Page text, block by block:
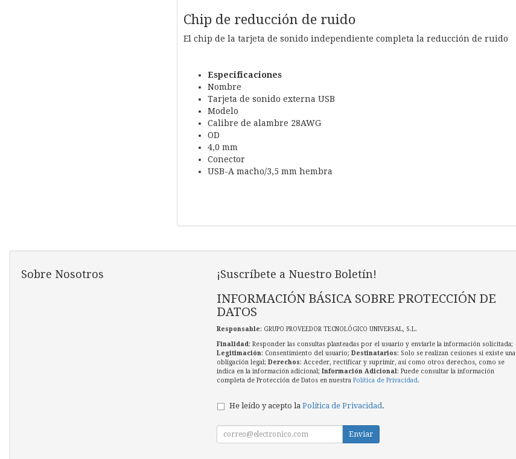
Chip de reducción de ruido
El chip de la tarjeta de sonido independiente completa la reducción de ruido
Especificaciones
Nombre
Tarjeta de sonido externa USB
Modelo
Calibre de alambre 28AWG
OD
4,0 mm
Conector
USB-A macho/3,5 mm hembra
Sobre Nosotros ¡Suscríbete a Nuestro Boletín!
INFORMACIÓN BÁSICA SOBRE PROTECCIÓN DE
DATOS
Responsable: GRUPO PROVEEDOR TECNOLÓGICO UNIVERSAL, S.L.
Finalidad: Responder las consultas planteadas por el usuario y enviarle la información solicitada;
Legitimación: Consentimiento del usuario; Destinatarios: Solo se realizan cesiones si existe una
obligación legal; Derechos: Acceder, rectificar y suprimir, así como otros derechos, como se
indica en la información adicional; Información Adicional: Puede consultar la información
completa de Protección de Datos en nuestra Política de Privacidad.
He leído y acepto la Política de Privacidad.
Enviar